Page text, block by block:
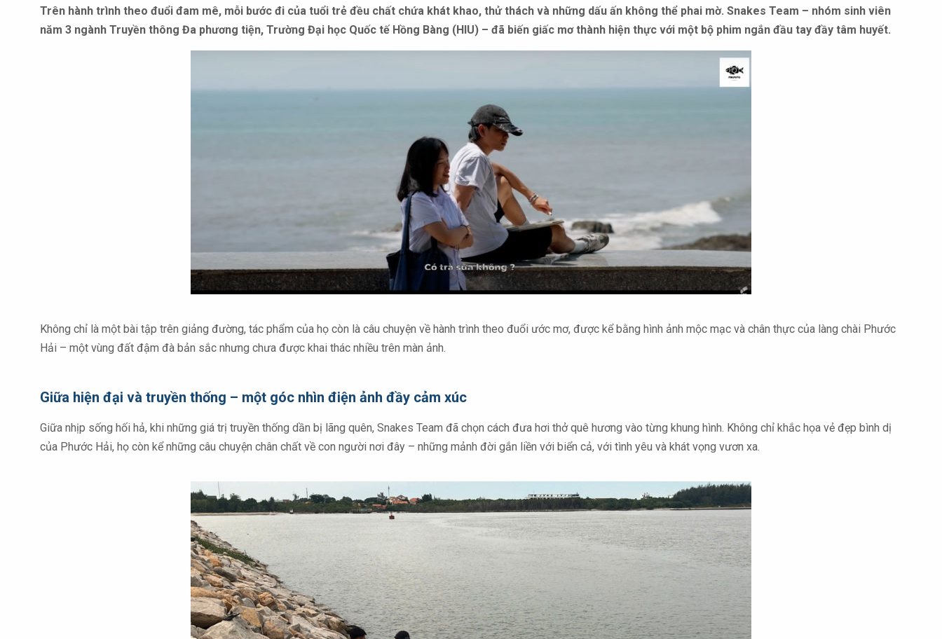
Trên hành trình theo đuổi đam mê, mỗi bước đi của tuổi trẻ đều chất chứa khát khao, thử thách và những dấu ấn không thể phai mờ. Snakes Team – nhóm sinh viên
năm 3 ngành Truyền thông Đa phương tiện, Trường Đại học Quốc tế Hồng Bàng (HIU) – đã biến giấc mơ thành hiện thực với một bộ phim ngắn đầu tay đầy tâm huyết.
Không chỉ là một bài tập trên giảng đường, tác phẩm của họ còn là câu chuyện về hành trình theo đuổi ước mơ, được kể bằng hình ảnh mộc mạc và chân thực của làng chài Phước
Hải – một vùng đất đậm đà bản sắc nhưng chưa được khai thác nhiều trên màn ảnh.
Giữa hiện đại và truyền thống – một góc nhìn điện ảnh đầy cảm xúc
Giữa nhịp sống hối hả, khi những giá trị truyền thống dần bị lãng quên, Snakes Team đã chọn cách đưa hơi thở quê hương vào từng khung hình. Không chỉ khắc họa vẻ đẹp bình dị
của Phước Hải, họ còn kể những câu chuyện chân chất về con người nơi đây – những mảnh đời gắn liền với biển cả, với tình yêu và khát vọng vươn xa.